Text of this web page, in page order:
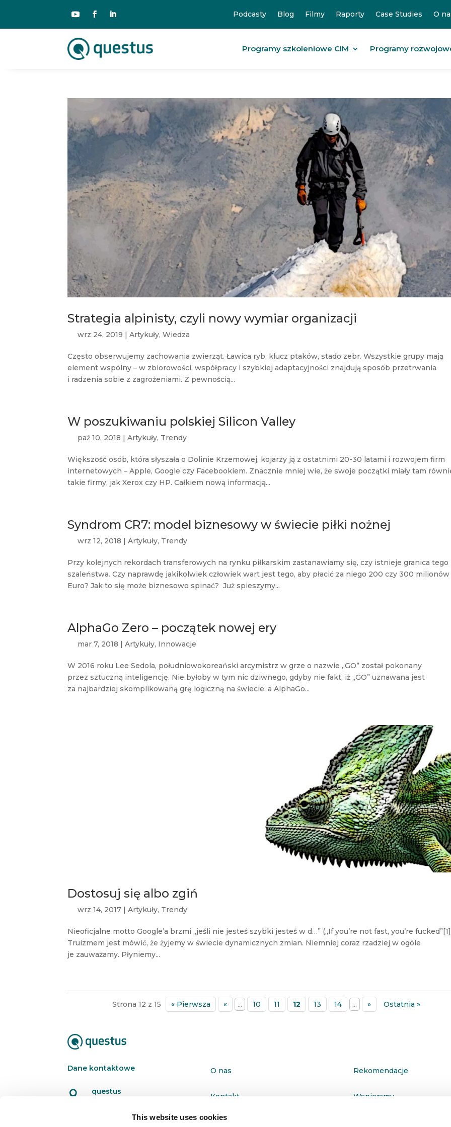
This website uses cookies
Podcasty Blog Filmy Raporty Case Studies O
Programy szkoleniowe CIM Programy
Strategia alpinisty, czyli nowy wymiar organizacji
wrz 24, 2019 |Artykuły,Wiedza
Często obserwujemy zachowania zwierząt. Ławica ryb, klucz ptaków, stado zebr. Wszystkie grupy mają
element wspólny – w zbiorowości, współpracy i szybkiej adaptacyjności znajdują sposób przetrwania
i radzenia sobie z zagrożeniami. Z pewnością...
W poszukiwaniu polskiej Silicon Valley
paź 10, 2018 |Artykuły, Trendy
Większość osób, która słyszała o Dolinie Krzemowej, kojarzy ją z ostatnimi 20-30 latami i rozwojem firm
internetowych – Apple, Google czy Facebookiem. Znacznie mniej wie, że swoje początki miały tam
takie firmy, jak Xerox czy HP. Całkiem nową informacją...
Syndrom CR7: model biznesowy w świecie piłki nożnej
wrz 12, 2018 |Artykuły, Trendy
Przy kolejnych rekordach transferowych na rynku piłkarskim zastanawiamy się, czy istnieje granica tego
szaleństwa. Czy naprawdę jakikolwiek człowiek wart jest tego, aby płacić za niego 200 czy 300 milionów
Euro? Jak to się może biznesowo spinać? Już spieszymy...
AlphaGo Zero – początek nowej ery
mar 7, 2018 |Artykuły, Innowacje
W 2016 roku Lee Sedola, południowokoreański arcymistrz w grze o nazwie „GO” został pokonany
przez sztuczną inteligencję. Nie byłoby w tym nic dziwnego, gdyby nie fakt, iż „GO” uznawana jest
za najbardziej skomplikowaną grę logiczną na świecie, a AlphaGo...
Dostosuj się albo zgiń
wrz 14, 2017 |Artykuły, Trendy
Nieoficjalne motto Google’a brzmi „jeśli nie jesteś szybki jesteś w d…” („If you’re not fast, you’re
Truizmem jest mówić, że żyjemy w świecie dynamicznych zmian. Niemniej coraz rzadziej w ogóle
je zauważamy. Płyniemy...
Strona 12 z 15 « Pierwsza « ... 10 11 12 13 14 ... » Ostatnia »
Dane kontaktowe

questus
91-811 Łódź
O nas
Kontakt
Polityka prywatności
Rekomendacje
Wspieramy